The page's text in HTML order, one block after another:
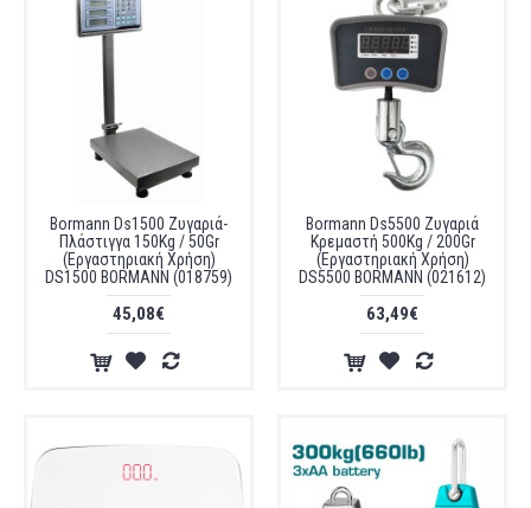
Bormann Ds1500 Ζυγαριά-
Πλάστιγγα 150Kg / 50Gr
(Εργαστηριακή Χρήση)
DS1500 BORMANN (018759)
45,08€
Bormann Ds5500 Ζυγαριά
Κρεμαστή 500Kg / 200Gr
(Εργαστηριακή Χρήση)
DS5500 BORMANN (021612)
63,49€